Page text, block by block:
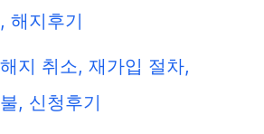
해지후기
지 취소, 재가입 절차,
, 신청후기